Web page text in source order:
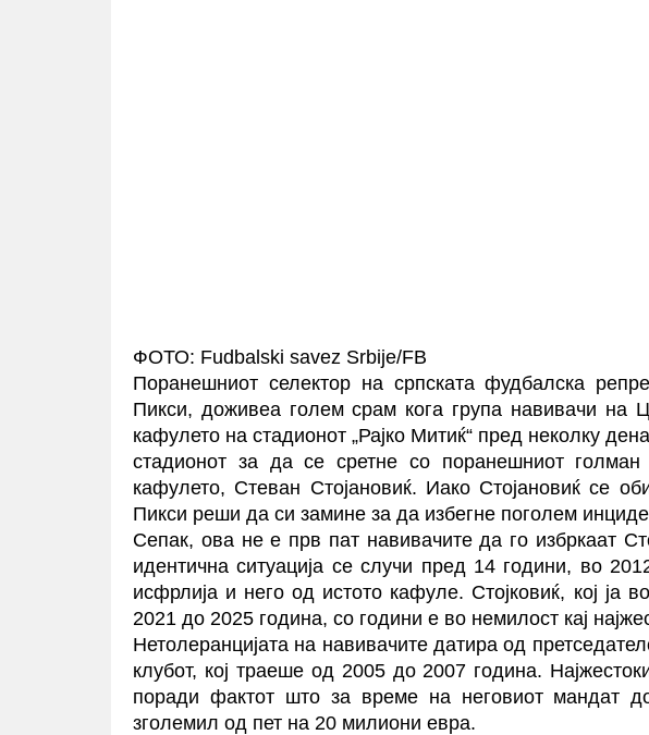
ФОТО: Fudbalski savez Srbije/FB
Поранешниот селектор на српската фудбалска
Пикси, доживеа голем срам кога група навивачи на
кафулето на стадионот „Рајко Митиќ“ пред неколку
стадионот за да се сретне со поранешниот
кафулето, Стеван Стојановиќ. Иако Стојановиќ се
Пикси реши да си замине за да избегне поголем
Сепак, ова не е прв пат навивачите да го избркаат
идентична ситуација се случи пред 14 години, во
исфрлија и него од истото кафуле. Стојковиќ, кој ја
2021 до 2025 година, со години е во немилост кај
Нетолеранцијата на навивачите датира од
клубот, кој траеше од 2005 до 2007 година.
поради фактот што за време на неговиот мандат
зголемил од пет на 20 милиони евра.